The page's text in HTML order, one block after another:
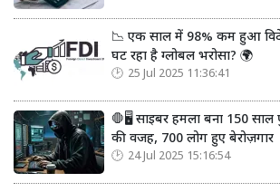
📉 एक साल में 98% कम हुआ
घट रहा है ग्लोबल भरोसा? 🌍
25 Jul 2025 11:36:41
🛑🖥️ साइबर हमला बना 150
की वजह, 700 लोग हुए बेरोज़गार
24 Jul 2025 15:16:54